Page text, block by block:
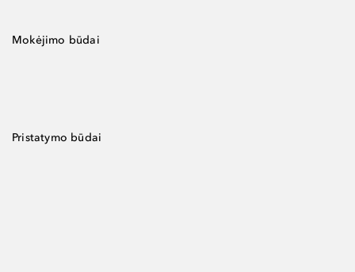
Mokėjimo būdai
Pristatymo būdai